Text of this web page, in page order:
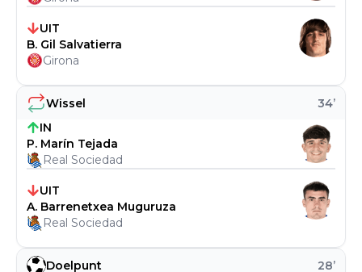
Doelpunt 28’
Wissel 34’
IN
P. Marín Tejada
Real Sociedad
UIT
A. Barrenetxea Muguruza
Real Sociedad
UIT
B. Gil Salvatierra
Girona